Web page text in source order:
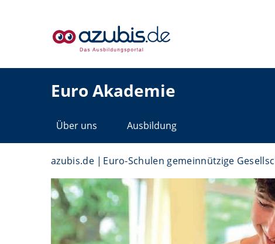
Euro Akademie
Über uns Ausbildung
azubis.de Euro-Schulen gemeinnützige